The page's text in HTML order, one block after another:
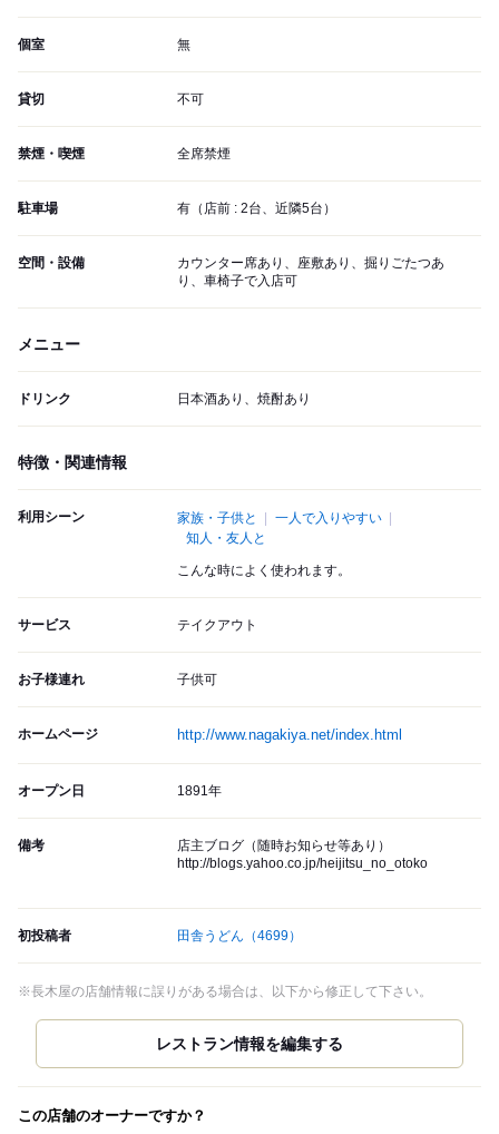
個室 無
貸切 不可
禁煙・喫煙 全席禁煙
駐車場 有（店前 : 2台、近隣5台）
空間・設備
カウンター席あり、座敷あり、掘りごたつあ
り、車椅子で入店可
メニュー
ドリンク 日本酒あり、焼酎あり
特徴・関連情報
利用シーン 家族・子供と
一人で入りやすい
知人・友人と
こんな時によく使われます。
サービス テイクアウト
お子様連れ 子供可
ホームページ http://www.nagakiya.net/index.html
オープン日 1891年
備考
店主ブログ（随時お知らせ等あり）
http://blogs.yahoo.co.jp/heijitsu_no_otoko
初投稿者 田舎うどん （4699）
※長木屋の店舗情報に誤りがある場合は、以下から修正して下さい。
この店舗のオーナーですか？